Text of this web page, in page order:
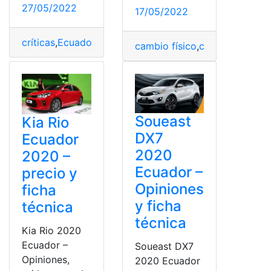
27/05/2022
críticas,Ecuador ficha técnica,opiniones,
17/05/2022
cambio físico,críticas
Kia Rio
Ecuador
2020 –
precio y
ficha
técnica
Kia Rio 2020
Ecuador –
Opiniones,
Soueast
DX7
2020
Ecuador –
Opiniones
y ficha
técnica
Soueast DX7
2020 Ecuador